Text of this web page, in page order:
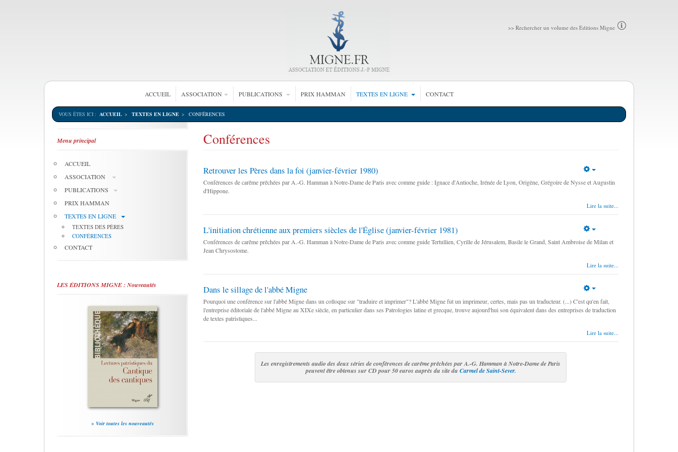
>> Rechercher un volume des Editions Migne
ACCUEIL ASSOCIATION PUBLICATIONS PRIX HAMMAN TEXTES EN LIGNE CONTACT
VOUS ÊTES ICI : ACCUEIL TEXTES EN LIGNE CONFÉRENCES
Conférences
Retrouver les Pères dans la foi (janvier-février 1980)
Conférences de carême prêchées par A.-G. Hamman à Notre-Dame de Paris avec comme guide : Ignace d'Antioche, Irénée de Lyon, Origène, Grégoire de Nysse et Augustin
d'Hippone.
Lire la suite...
L'initiation chrétienne aux premiers siècles de l'Église (janvier-février 1981)
Conférences de carême prêchées par A.-G. Hamman à Notre-Dame de Paris avec comme guide Tertullien, Cyrille de Jérusalem, Basile le Grand, Saint Ambroise de Milan et
Jean Chrysostome.
Lire la suite...
Dans le sillage de l'abbé Migne
Pourquoi une conférence sur l'abbé Migne dans un colloque sur "traduire et imprimer"? L'abbé Migne fut un imprimeur, certes, mais pas un traducteur. (...) C'est qu'en fait,
l'entreprise éditoriale de l'abbé Migne au XIXe siècle, en particulier dans ses Patrologies latine et grecque, trouve aujourd'hui son équivalent dans des entreprises de traduction
de textes patristiques...
Lire la suite...
Les enregistrements audio des deux séries de conférences de carême prêchées par A.-G. Hamman à Notre-Dame de Paris
peuvent être obtenus sur CD pour 50 euros auprès du site du Carmel de Saint-Sever.
Menu principal
ACCUEIL
ASSOCIATION
PUBLICATIONS
PRIX HAMMAN
TEXTES EN LIGNE
TEXTES DES PÈRES
CONFÉRENCES
CONTACT
LES ÉDITIONS MIGNE : Nouveautés
> Voir toutes les nouveautés